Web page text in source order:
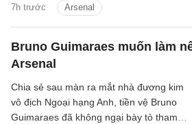
7h trước Arsenal
bóng đá sáng 9/8.
Bruno Guimaraes muốn làm
Arsenal
Chia sẻ sau màn ra mắt nhà đương kim
vô địch Ngoại hạng Anh, tiền vệ Bruno
Guimaraes đã không ngại bày tỏ tham